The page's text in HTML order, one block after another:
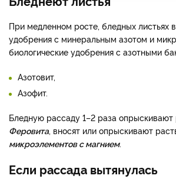
При медленном росте, бледных листьях
удобрения с минеральным азотом и
биологические удобрения с азотными
Азотовит,
Азофит.
Бледную рассаду 1–2 раза опрыскивают
Феровита, вносят или опрыскивают
микроэлементов с магнием.
Если рассада вытянулась